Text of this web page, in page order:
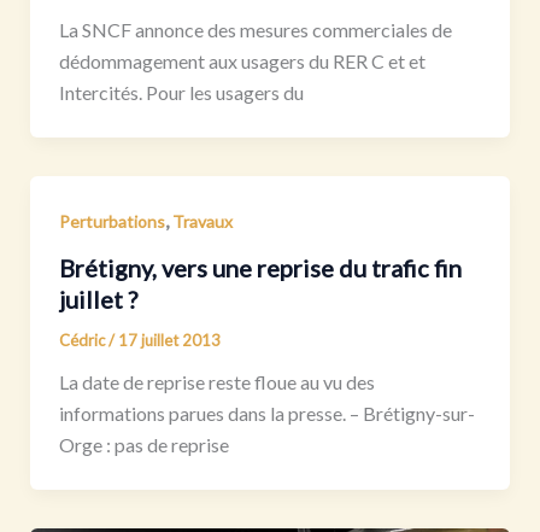
La SNCF annonce des mesures commerciales de
dédommagement aux usagers du RER C et et
Intercités. Pour les usagers du
Perturbations,Travaux
Brétigny, vers une reprise du trafic fin
juillet ?
Cédric/17 juillet 2013
La date de reprise reste floue au vu des
informations parues dans la presse. – Brétigny-sur-
Orge : pas de reprise